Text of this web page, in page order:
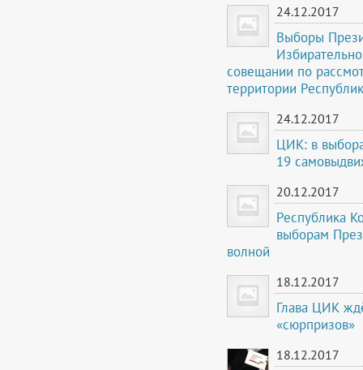
24.12.2017
Выборы
совещании по
территории
24.12.2017
ЦИК: в
19
20.12.2017
Республика
выборам
волной
18.12.2017
Глава ЦИК
«сюрпризов»
18.12.2017